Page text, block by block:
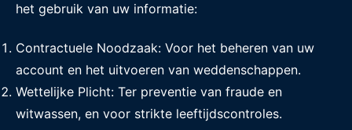
het gebruik van uw informatie:
Contractuele Noodzaak: Voor het beheren van uw
account en het uitvoeren van weddenschappen.
Wettelijke Plicht: Ter preventie van fraude en
witwassen, en voor strikte leeftijdscontroles.